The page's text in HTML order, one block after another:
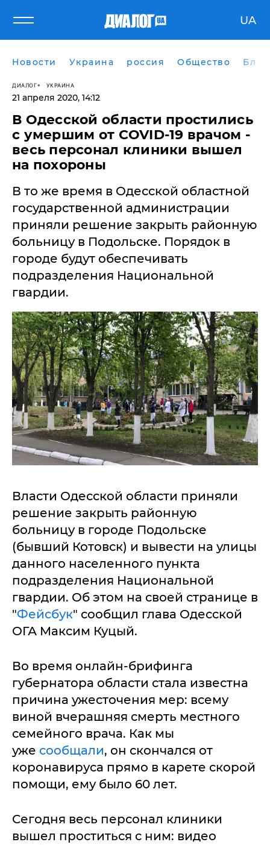
UA
Новости Украина россия Общество
ДИАЛОГ УКРАИНА
21 апреля 2020, 14:12
В Одесской области простились
с умершим от COVID-19 врачом -
весь персонал клиники вышел
на похороны
В то же время в Одесской областной
государственной администрации
приняли решение закрыть районную
больницу в Подольске. Порядок в
городе будут обеспечивать
подразделения Национальной
гвардии.
Власти Одесской области приняли
решение закрыть районную
больницу в городе Подольске
(бывший Котовск) и вывести на улицы
данного населенного пункта
подразделения Национальной
гвардии. Об этом на своей странице в
"Фейсбук" сообщил глава Одесской
ОГА Максим Куцый.
Во время онлайн-брифинга
губернатора области стала известна
причина ужесточения мер: всему
виной вчерашняя смерть местного
семейного врача. Как мы
уже сообщали, он скончался от
коронавируса прямо в карете скорой
помощи, ему было 60 лет.
Сегодня весь персонал клиники
вышел проститься с ним: видео